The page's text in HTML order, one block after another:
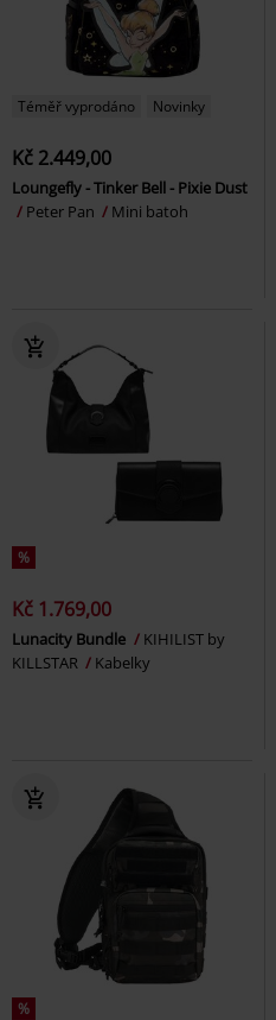
Téměř vyprodáno Novinky
Kč 2.449,00
Loungefly - Tinker Bell - Pixie Dust
Peter Pan
Mini batoh
%
Kč 1.769,00
Lunacity Bundle
KIHILIST by
KILLSTAR
Kabelky
%